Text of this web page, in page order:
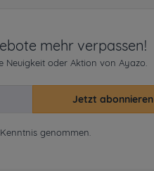
mehr verpassen!
Neuigkeit oder Aktion von Ayazo.
Jetzt abonnieren
genommen.